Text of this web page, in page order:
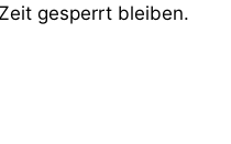
gesperrt bleiben.